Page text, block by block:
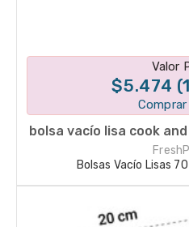
Disponible en
Valor
$5.474
bolsa vacío lisa cook
Bolsas Vacío Lisas